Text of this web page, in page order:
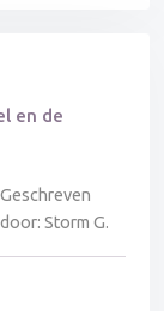
en de
Geschreven
door: Storm G.